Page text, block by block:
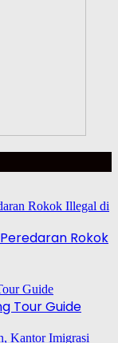
Rokok
Tour Guide